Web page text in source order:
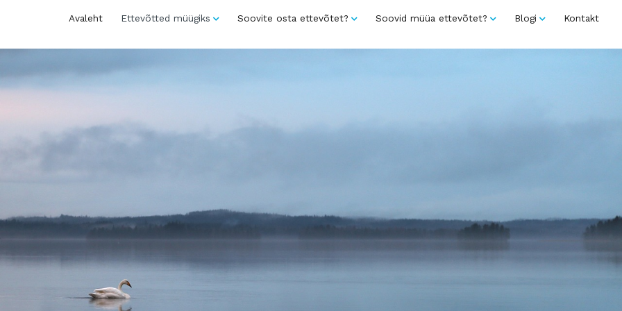
Avaleht Ettevõtted müügiks Soovite osta ettevõtet? Soovid müüa ettevõtet? Blogi Kontakt